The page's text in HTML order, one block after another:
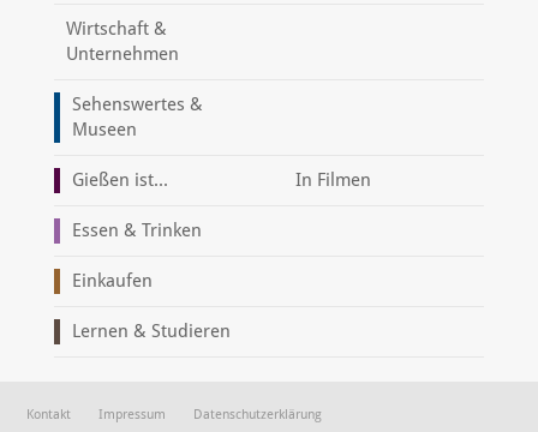
Wirtschaft &
Unternehmen
Sehenswertes &
Museen
Gießen ist... In Filmen
Essen & Trinken
Einkaufen
Lernen & Studieren
Kontakt Impressum Datenschutzerklärung